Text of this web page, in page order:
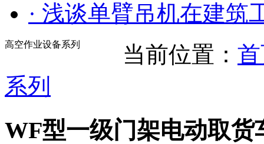
· 浅谈单臂吊机在建筑
高空作业设备系列 当前位置：
系列
WF型一级门架电动取货